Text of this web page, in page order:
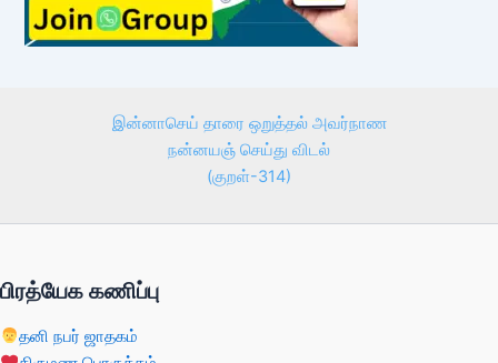
இன்னாசெய் தாரை ஒறுத்தல் அவர்நாண
நன்னயஞ் செய்து விடல்
(குறள்-314)
பிரத்யேக கணிப்பு
தனி நபர் ஜாதகம்